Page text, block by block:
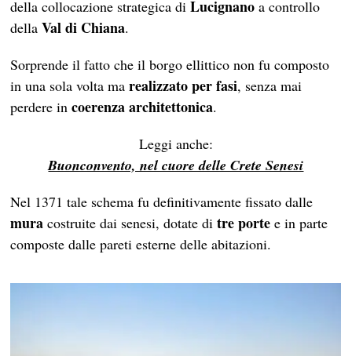
della collocazione strategica diLucignano a controllo
dellaVal di Chiana.
Sorprende il fatto che il borgo ellittico non fu composto
in una sola volta marealizzato per fasi, senza mai
perdere incoerenza architettonica.
Leggi anche:
Buonconvento, nel cuore delle Crete Senesi
Nel 1371 tale schema fu definitivamente fissato dalle
mura costruite dai senesi, dotate ditre porte e in parte
composte dalle pareti esterne delle abitazioni.